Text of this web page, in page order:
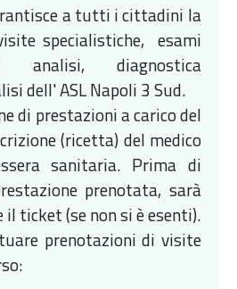
a tutti i cittadini la
specialistiche, esami
analisi, diagnostica
dell' ASL Napoli 3 Sud.
di prestazioni a carico del
(ricetta) del medico
sanitaria. Prima di
prenotata, sarà
il ticket (se non si è esenti).
prenotazioni di visite